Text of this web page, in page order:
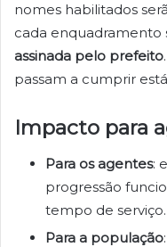
nomes habilitados
cada enquadramento
assinada pelo prefeito
passam a cumprir
Impacto para
Para os agentes:
progressão
tempo de serviço.
Para a população